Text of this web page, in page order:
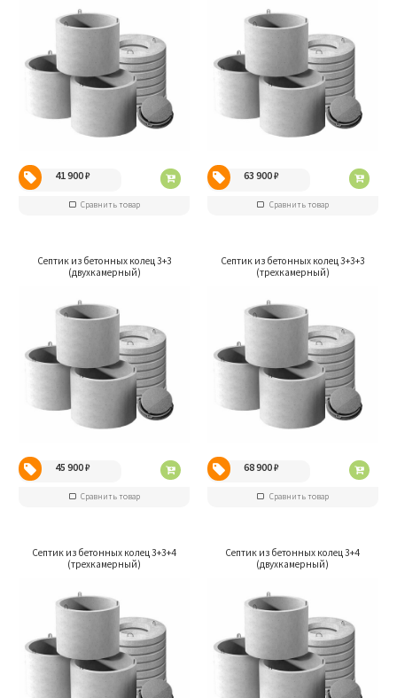
41 900₽
Сравнить товар
63 900₽
Сравнить товар
Септик из бетонных колец 3+3
(двухкамерный)
45 900₽
Сравнить товар
Септик из бетонных колец 3+3+3
(трехкамерный)
68 900₽
Сравнить товар
Септик из бетонных колец 3+3+4
(трехкамерный)
Септик из бетонных колец 3+4
(двухкамерный)